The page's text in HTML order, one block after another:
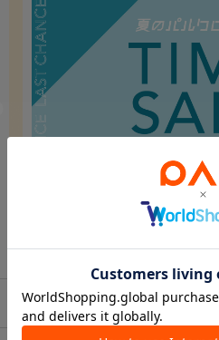
ブランド一覧